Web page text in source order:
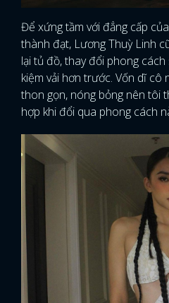
Để xứng tầm với đẳng cấp
thành đạt, Lương Thuỳ Linh
lại tủ đồ, thay đổi phong
kiệm vải hơn trước. Vốn dĩ cô
thon gọn, nóng bỏng nên tôi
hợp khi đổi qua phong cách